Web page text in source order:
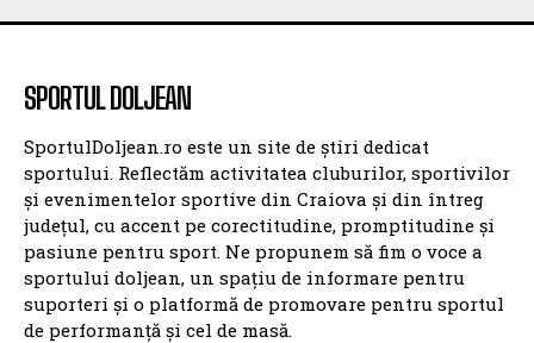
SPORTUL DOLJEAN
SportulDoljean.ro este un site de știri dedicat
sportului. Reflectăm activitatea cluburilor, sportivilor
și evenimentelor sportive din Craiova și din întreg
județul, cu accent pe corectitudine, promptitudine și
pasiune pentru sport. Ne propunem să fim o voce a
sportului doljean, un spațiu de informare pentru
suporteri și o platformă de promovare pentru sportul
de performanță și cel de masă.